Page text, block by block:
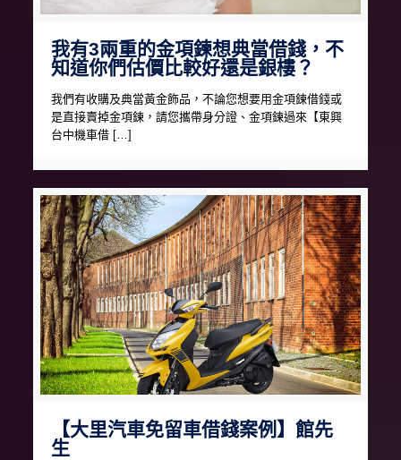
我有3兩重的金項鍊想典當借錢，不
知道你們估價比較好還是銀樓？
我們有收購及典當黃金飾品，不論您想要用金項鍊借錢或
是直接賣掉金項鍊，請您攜帶身分證、金項鍊過來【東興
台中機車借 […]
【大里汽車免留車借錢案例】館先
生